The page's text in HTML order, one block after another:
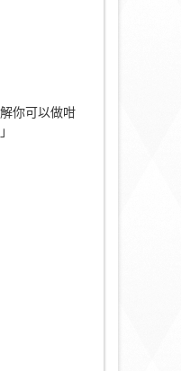
你可以做咁